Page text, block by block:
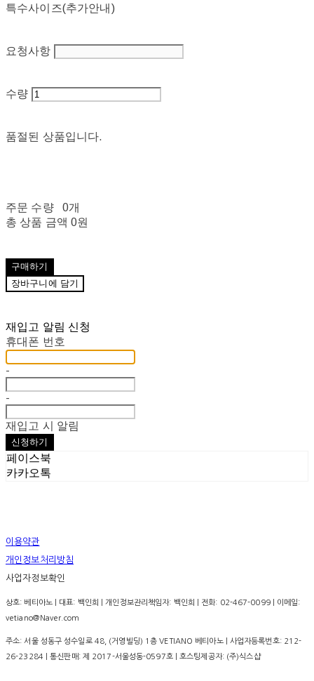
특수사이즈(추가안내)
요청사항
수량
품절된 상품입니다.
주문 수량
0개
총 상품 금액 0원
구매하기
장바구니에 담기
재입고 알림 신청
휴대폰 번호
-
-
재입고 시 알림
신청하기
페이스북
카카오톡
이용약관
개인정보처리방침
사업자정보확인
상호: 베티아노 | 대표: 백인희 | 개인정보관리책임자: 백인희 | 전화: 02-467-0099 | 이메일:
vetiano@Naver.com
주소: 서울 성동구 성수일로 48, (거영빌딩) 1층 VETIANO 베티아노 | 사업자등록번호: 212-
26-23284 | 통신판매: 제 2017-서울성동-0597호| 호스팅제공자: (주)식스샵